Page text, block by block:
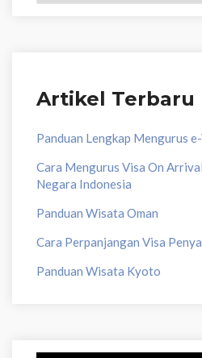
Artikel Terbaru
Panduan Lengkap Mengurus
Cara Mengurus Visa On
Negara Indonesia
Panduan Wisata Oman
Cara Perpanjangan Visa
Panduan Wisata Kyoto